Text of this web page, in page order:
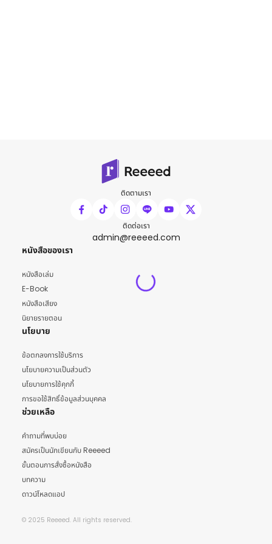
ติดตามเรา
ติดต่อเรา
admin@reeeed.com
หนังสือของเรา
หนังสือเล่ม
E-Book
หนังสือเสียง
นิยายรายตอน
นโยบาย
ข้อตกลงการใช้บริการ
นโยบายความเป็นส่วนตัว
นโยบายการใช้คุกกี้
การขอใช้สิทธิ์ข้อมูลส่วนบุคคล
ช่วยเหลือ
คำถามที่พบบ่อย
สมัครเป็นนักเขียนกับ Reeeed
ขั้นตอนการสั่งซื้อหนังสือ
บทความ
ดาวน์โหลดแอป
© 2025 Reeeed. All rights reserved.